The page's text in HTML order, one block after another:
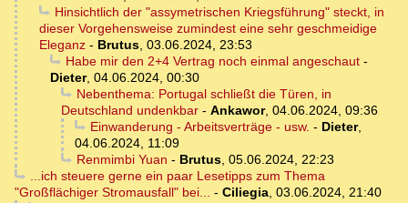
Hinsichtlich der "assymetrischen Kriegsführung" steckt, in
dieser Vorgehensweise zumindest eine sehr geschmeidige
Eleganz - Brutus, 03.06.2024, 23:53
Habe mir den 2+4 Vertrag noch einmal angeschaut-
Dieter, 04.06.2024, 00:30
Nebenthema: Portugal schließt die Türen, in
Deutschland undenkbar - Ankawor, 04.06.2024, 09:36
Einwanderung - Arbeitsverträge - usw. - Dieter,
04.06.2024, 11:09
Renmimbi Yuan - Brutus, 05.06.2024, 22:23
...ich steuere gerne ein paar Lesetipps zum Thema
"Großflächiger Stromausfall" bei... - Ciliegia, 03.06.2024, 21:40